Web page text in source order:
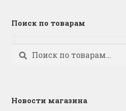
Поиск по товарам
Искать:
Поиск
Новости магазина